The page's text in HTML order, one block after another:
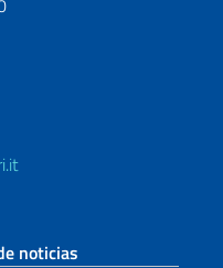
noticias